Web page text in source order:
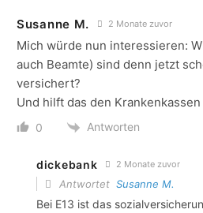
Susanne M. 2 Monate zuvor
Mich würde nun interessieren:
auch Beamte) sind denn jetzt
versichert?
Und hilft das den
0 Antworten
dickebank 2 Monate zuvor
Antwortet Susanne M.
Bei E13 ist das